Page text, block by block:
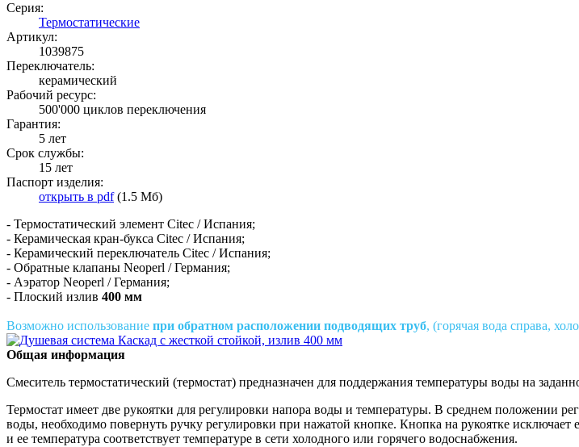
Серия:
Термостатические
Артикул:
1039875
Переключатель:
керамический
Рабочий ресурс:
500'000 циклов переключения
Гарантия:
5 лет
Срок службы:
15 лет
Паспорт изделия:
открыть в pdf(1.5 Мб)
- Термостатический элемент Citec / Испания;
- Керамическая кран-букса Citec / Испания;
- Керамический переключатель Citec / Испания;
- Обратные клапаны Neoperl / Германия;
- Аэратор Neoperl / Германия;
- Плоский излив 400 мм
Возможно использование при обратном расположении подводящих труб, (горячая вода справа,
Общая информация
Смеситель термостатический (термостат) предназначен для поддержания температуры воды на
Термостат имеет две рукоятки для регулировки напора воды и температуры. В среднем положении
воды, необходимо повернуть ручку регулировки при нажатой кнопке. Кнопка на рукоятке
и ее температура соответствует температуре в сети холодного или горячего водоснабжения.